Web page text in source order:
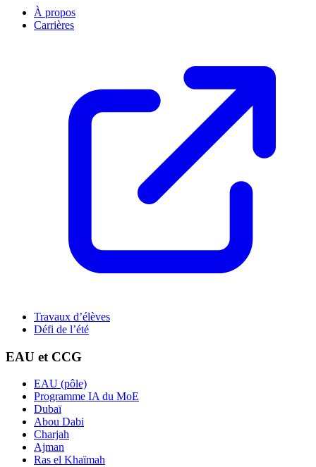
À propos
Carrières
Travaux d’élèves
Défi de l’été
EAU et CCG
EAU (pôle)
Programme IA du MoE
Dubaï
Abou Dabi
Charjah
Ajman
Ras el Khaïmah